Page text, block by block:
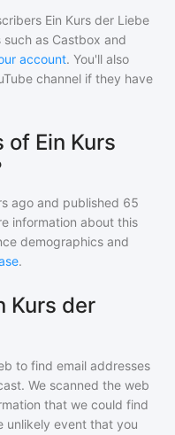
Ein Kurs der Liebe
as Castbox and
account. You'll also
channel if they have
Ein Kurs
ago and published 65
information about this
demographics and
.
Kurs der
to find email addresses
We scanned the web
that we could find
unlikely event that you